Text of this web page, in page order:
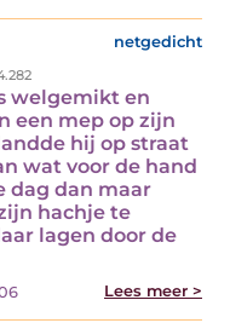
netgedicht
welgemikt en
een mep op zijn
hij op straat
wat voor de hand
dag dan maar
hachje te
lagen door de
Lees meer >